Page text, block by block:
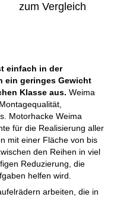
zum Vergleich
einfach in der
ein geringes Gewicht
Klasse aus. Weima
Motorhacke Weima
für die Realisierung aller
mit einer Fläche von bis
den Reihen in viel
Reduzierung, die
helfen wird.
arbeiten, die in